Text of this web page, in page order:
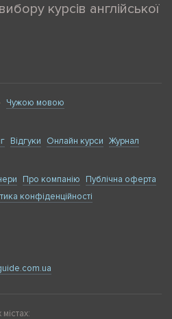
курсів англійської
Чужою мовою
Відгуки Онлайн курси Журнал
Про компанію
Публічна оферта
конфіденційності